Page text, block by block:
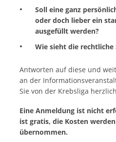
Soll eine ganz
oder doch lieber ein
ausgefüllt werden?
Wie sieht die rechtliche
Antworten auf diese und
an der
Sie von der Krebsliga
Eine Anmeldung ist nicht
ist gratis, die Kosten
übernommen.